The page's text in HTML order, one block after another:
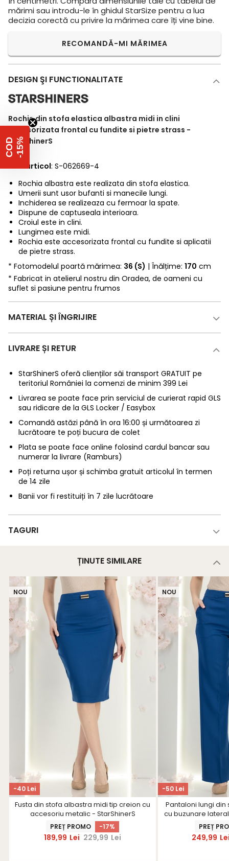
mărimi sau introdu-le în ghidul StarSize pentru a lua
decizia corectă cu privire la mărimea care îți vine bine.
RECOMANDĂ-MI MĂRIMEA
DESIGN ŞI FUNCTIONALITATE
Rochie din stofa elastica albastra midi in clini
accesorizata frontal cu fundite si pietre strass -
StarShinerS
Cod articol: S-062669-4
Rochia albastra este realizata din stofa elastica.
Umerii sunt usor bufanti si manecile lungi.
Inchiderea se realizeaza cu fermoar la spate.
Dispune de captuseala interioara.
Croiul este in clini.
Lungimea este midi.
Rochia este accesorizata frontal cu fundite si aplicatii
de pietre strass.
* Fotomodelul poartă mărimea: 36 (S) | Înălțime: 170 cm
* Fabricat in atelierul nostru din Oradea, de oameni cu
suflet si pasiune pentru frumos
MATERIAL ȘI ÎNGRIJIRE
LIVRARE ȘI RETUR
StarShinerS oferă clienților săi transport GRATUIT pe
teritoriul României la comenzi de minim 399 Lei
Livrarea se poate face prin serviciul de curierat rapid GLS
sau ridicare de la GLS Locker / Easybox
Comandă astăzi până în ora 16:00 și următoarea zi
lucrătoare te poți bucura de colet
Plata se poate face online folosind cardul bancar sau
numerar la livrare (Ramburs)
Poți returna ușor și schimba gratuit articolul în termen
de 14 zile
Banii vor fi restituiți în 7 zile lucrătoare
TAGURI
ȚINUTE SIMILARE
-40 Lei
NOU
Fusta din stofa albastra midi tip creion cu
accesoriu metalic - StarShinerS
PREȚ PROMO -17%
189,99 Lei 229,99 Lei
-50 Lei
NOU
Pantaloni lungi
cu buzunare
-
PREȚ
249,99
C
O
D
-
1
5 %